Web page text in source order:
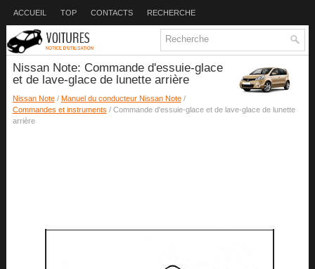
ACCUEIL TOP CONTACTS RECHERCHE
Nissan Note: Commande d'essuie-glace
et de lave-glace de lunette arrière
Nissan Note/ Manuel du conducteur Nissan Note/
Commandes et instruments / Commande d'essuie-glace et de lave-glace de lunette
arrière